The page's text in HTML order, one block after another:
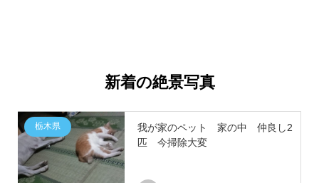
新着の絶景写真
栃木県
我が家のペット 家の中 仲良し2
匹 今掃除大変